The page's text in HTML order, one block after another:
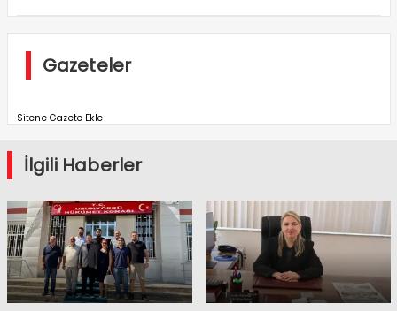
Gazeteler
Sitene Gazete Ekle
İlgili Haberler